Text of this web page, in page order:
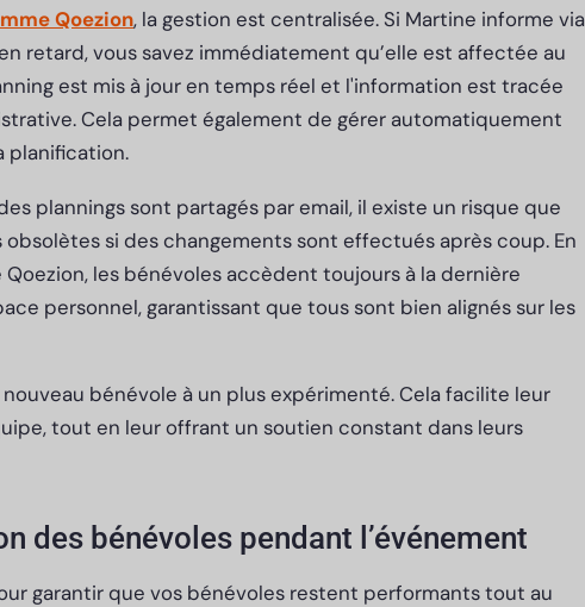
Qoezion, la gestion est centralisée. Si Martine informe via
retard, vous savez immédiatement qu’elle est affectée au
est mis à jour en temps réel et l'information est tracée
Cela permet également de gérer automatiquement
planification.
plannings sont partagés par email, il existe un risque que
si des changements sont effectués après coup. En
les bénévoles accèdent toujours à la dernière
personnel, garantissant que tous sont bien alignés sur les
bénévole à un plus expérimenté. Cela facilite leur
tout en leur offrant un soutien constant dans leurs
des bénévoles pendant l’événement
garantir que vos bénévoles restent performants tout au